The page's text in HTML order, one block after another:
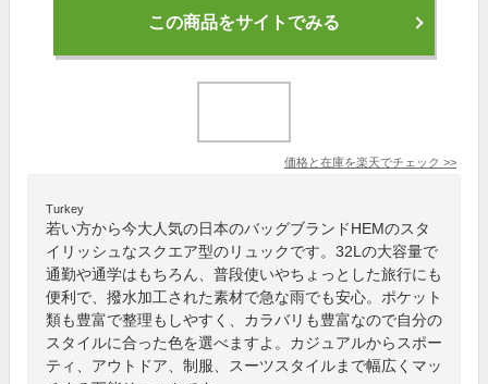
この商品をサイトでみる
価格と在庫を楽天でチェック >>
Turkey
若い方から今大人気の日本のバッグブランドHEMのスタ
イリッシュなスクエア型のリュックです。32Lの大容量で
通勤や通学はもちろん、普段使いやちょっとした旅行にも
便利で、撥水加工された素材で急な雨でも安心。ポケット
類も豊富で整理もしやすく、カラバリも豊富なので自分の
スタイルに合った色を選べますよ。カジュアルからスポー
ティ、アウトドア、制服、スーツスタイルまで幅広くマッ